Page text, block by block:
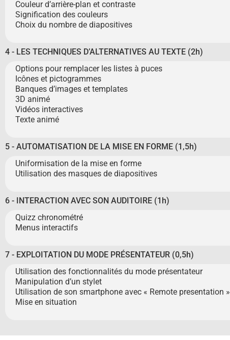
Couleur d’arrière-plan et contraste
Signification des couleurs
Choix du nombre de diapositives
4 - LES TECHNIQUES D’ALTERNATIVES AU TEXTE (2h)
Options pour remplacer les listes à puces
Icônes et pictogrammes
Banques d’images et templates
3D animé
Vidéos interactives
Texte animé
5 - AUTOMATISATION DE LA MISE EN FORME (1,5h)
Uniformisation de la mise en forme
Utilisation des masques de diapositives
6 - INTERACTION AVEC SON AUDITOIRE (1h)
Quizz chronométré
Menus interactifs
7 - EXPLOITATION DU MODE PRÉSENTATEUR (0,5h)
Utilisation des fonctionnalités du mode présentateur
Manipulation d’un stylet
Utilisation de son smartphone avec « Remote presentation »
Mise en situation